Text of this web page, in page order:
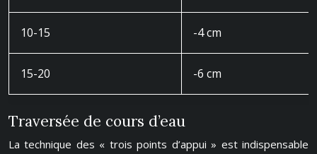
10-15 -4 cm
15-20 -6 cm
Traversée de cours d’eau
La technique des « trois points d’appui » est indispensable